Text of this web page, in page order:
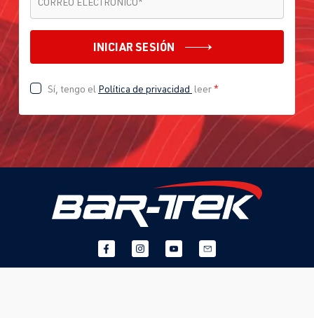
INICIAR SESIÓN
Sí, tengo el Política de privacidad leer*